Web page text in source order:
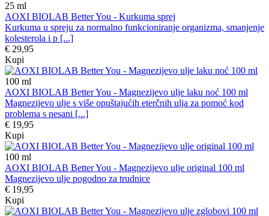
25 ml
AOXI BIOLAB Better You - Kurkuma sprej
Kurkuma u spreju za normalno funkcioniranje organizma, smanjenje
kolesterola i p [...]
€ 29,95
Kupi
100 ml
AOXI BIOLAB Better You - Magnezijevo ulje laku noć 100 ml
Magnezijevo ulje s više opuštajućih eterčnih ulja za pomoć kod
problema s nesani [...]
€ 19,95
Kupi
100 ml
AOXI BIOLAB Better You - Magnezijevo ulje original 100 ml
Magnezijevo ulje pogodno za trudnice
€ 19,95
Kupi